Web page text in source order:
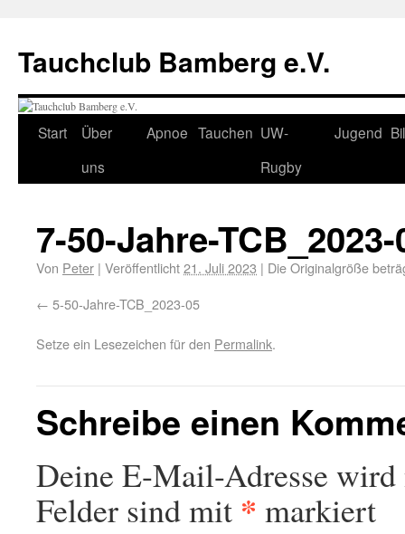
Tauchclub Bamberg e.V.
Start
Über
uns
Apnoe Tauchen UW-
Rugby
Jugend
7-50-Jahre-TCB_2023-
Von Peter | Veröffentlicht21. Juli 2023 | Die Originalgröße
5-50-Jahre-TCB_2023-05
Setze ein Lesezeichen für den Permalink.
Schreibe einen
Deine E-Mail-Adresse
Felder sind mit * markiert